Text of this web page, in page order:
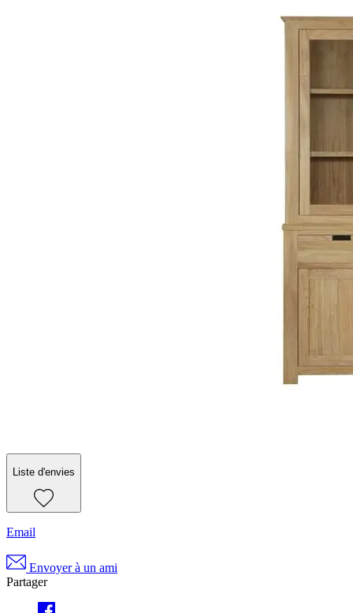
Liste d'envies
Email
Envoyer à un ami
Partager